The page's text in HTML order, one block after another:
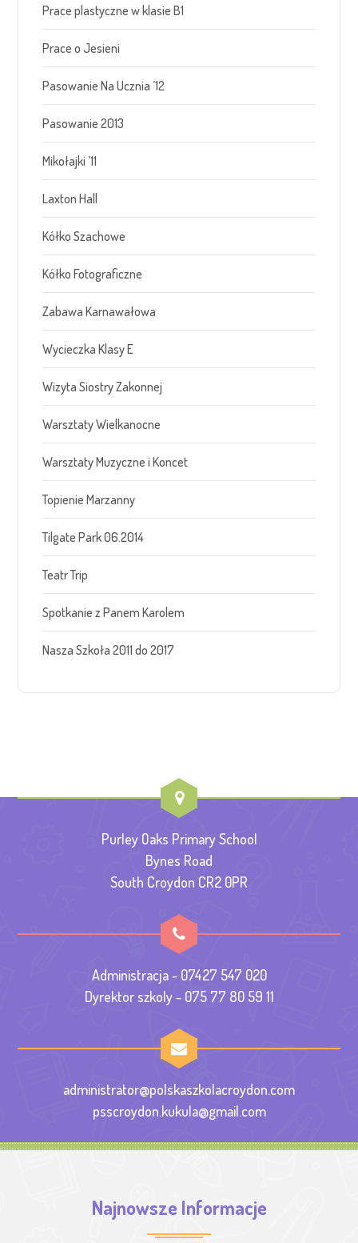
Prace plastyczne w klasie B1
Prace o Jesieni
Pasowanie Na Ucznia ’12
Pasowanie 2013
Mikołajki ’11
Laxton Hall
Kółko Szachowe
Kółko Fotograficzne
Zabawa Karnawałowa
Wycieczka Klasy E
Wizyta Siostry Zakonnej
Warsztaty Wielkanocne
Warsztaty Muzyczne i Koncet
Topienie Marzanny
Tilgate Park 06.2014
Teatr Trip
Spotkanie z Panem Karolem
Nasza Szkoła 2011 do 2017
Purley Oaks Primary School
Bynes Road
South Croydon CR2 0PR
Administracja - 07427 547 020
Dyrektor szkoly - 075 77 80 59 11
administrator@polskaszkolacroydon.com
psscroydon.kukula@gmail.com
Najnowsze Informacje